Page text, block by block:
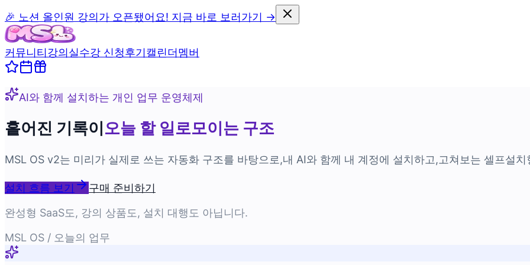
🎉 노션 올인원 강의가 오픈됐어요! 지금 바로 보러가기 →
커뮤니티강의실수강 신청후기캘린더멤버
AI와 함께 설치하는 개인 업무 운영체제
흩어진 기록이오늘 할 일로모이는 구조
MSL OS v2는 미리가 실제로 쓰는 자동화 구조를 바탕으로,내 AI와 함께 내 계정에 설치하고,고쳐보는 셀프설
설치 흐름 보기
구매 준비하기
완성형 SaaS도, 강의 상품도, 설치 대행도 아닙니다.
MSL OS / 오늘의 업무